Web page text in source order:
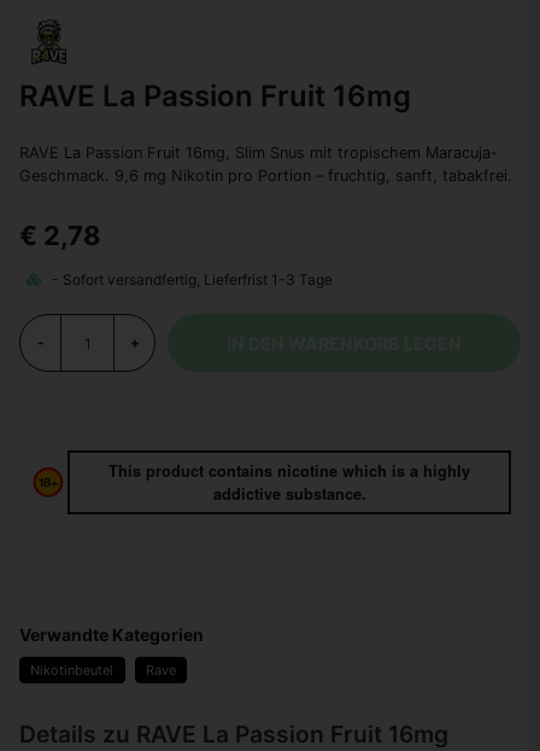
RAVE La Passion Fruit 16mg
RAVE La Passion Fruit 16mg, Slim Snus mit tropischem Maracuja-
Geschmack. 9,6 mg Nikotin pro Portion – fruchtig, sanft, tabakfrei.
€ 2,78
- +
This product contains nicotine which is a highly
addictive substance.
Verwandte Kategorien
Nikotinbeutel Rave
Details zu RAVE La Passion Fruit 16mg